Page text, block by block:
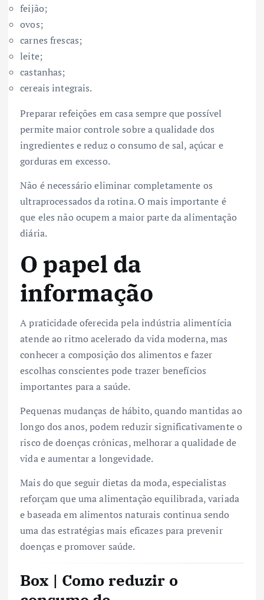
feijão;
ovos;
carnes frescas;
leite;
castanhas;
cereais integrais.
Preparar refeições em casa sempre que possível
permite maior controle sobre a qualidade dos
ingredientes e reduz o consumo de sal, açúcar e
gorduras em excesso.
Não é necessário eliminar completamente os
ultraprocessados da rotina. O mais importante é
que eles não ocupem a maior parte da alimentação
diária.
O papel da
informação
A praticidade oferecida pela indústria alimentícia
atende ao ritmo acelerado da vida moderna, mas
conhecer a composição dos alimentos e fazer
escolhas conscientes pode trazer benefícios
importantes para a saúde.
Pequenas mudanças de hábito, quando mantidas ao
longo dos anos, podem reduzir significativamente o
risco de doenças crônicas, melhorar a qualidade de
vida e aumentar a longevidade.
Mais do que seguir dietas da moda, especialistas
reforçam que uma alimentação equilibrada, variada
e baseada em alimentos naturais continua sendo
uma das estratégias mais eficazes para prevenir
doenças e promover saúde.
Box | Como reduzir o